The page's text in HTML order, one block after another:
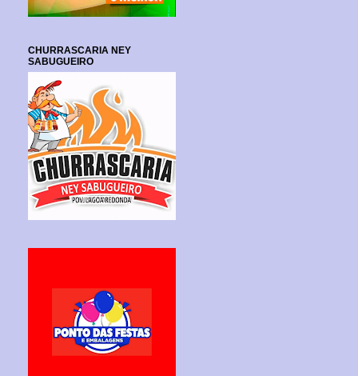
CHURRASCARIA NEY
SABUGUEIRO